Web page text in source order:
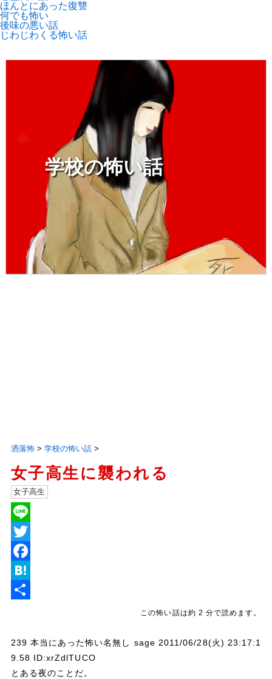
ほんとにあった復讐
何でも怖い
後味の悪い話
じわじわくる怖い話
学校の怖い話
洒落怖> 学校の怖い話>
女子高生に襲われる
女子高生
L
e
T
w
e
r
a
b
o
H
e
n
この怖い話は約 2 分で読めます。
239 本当にあった怖い名無し sage 2011/06/28(火) 23:17:1
9.58 ID:xrZdlTUCO
とある夜のことだ。